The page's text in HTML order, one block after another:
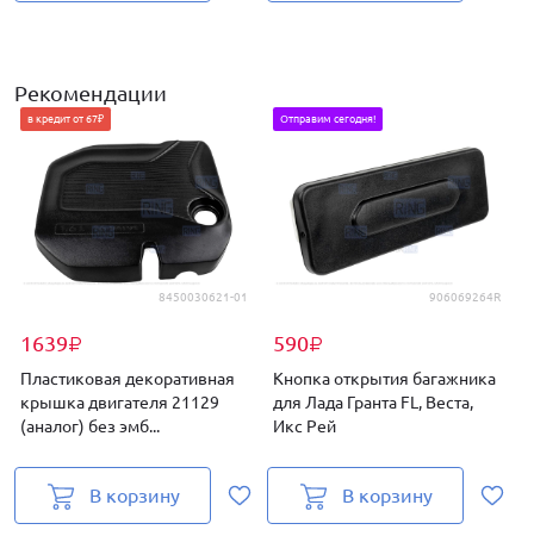
Рекомендации
8450030621-01
1639₽
в кредит от 67₽
Пластиковая декоративная
крышка двигателя 21129
(аналог) без эмб...
В корзину
906069264R
590₽
Отправим сегодня!
Кнопка открытия багажника
для Лада Гранта FL, Веста,
Икс Рей
В корзину